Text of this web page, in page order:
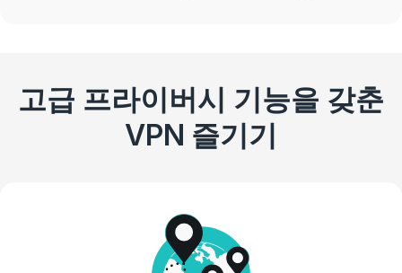
고급 프라이버시 기능을 갖춘
VPN 즐기기